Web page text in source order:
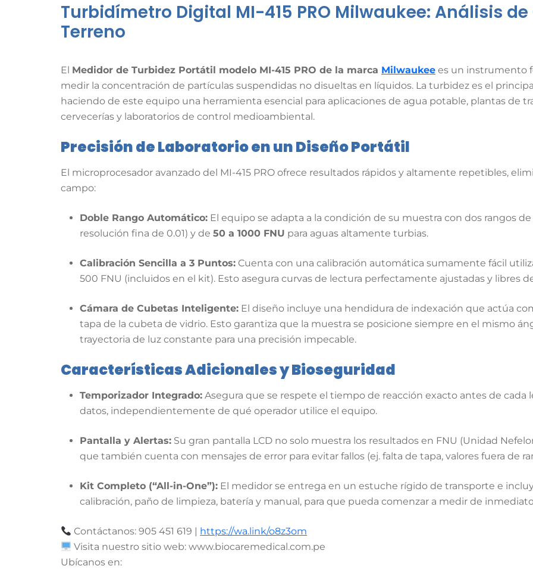
Turbidímetro Digital MI-415 PRO Milwaukee: Análisis
Terreno
El Medidor de Turbidez Portátil modelo MI-415 PRO de la marca Milwaukee es un instrumento
medir la concentración de partículas suspendidas no disueltas en líquidos. La turbidez es el
haciendo de este equipo una herramienta esencial para aplicaciones de agua potable, plantas de
cervecerías y laboratorios de control medioambiental.
Precisión de Laboratorio en un Diseño Portátil
El microprocesador avanzado del MI-415 PRO ofrece resultados rápidos y altamente repetibles,
campo:
Doble Rango Automático: El equipo se adapta a la condición de su muestra con dos rangos
resolución fina de 0.01) y de 50 a 1000 FNU para aguas altamente turbias.
Calibración Sencilla a 3 Puntos: Cuenta con una calibración automática sumamente fácil
500 FNU (incluidos en el kit). Esto asegura curvas de lectura perfectamente ajustadas y libres
Cámara de Cubetas Inteligente: El diseño incluye una hendidura de indexación que actúa
tapa de la cubeta de vidrio. Esto garantiza que la muestra se posicione siempre en el mismo
trayectoria de luz constante para una precisión impecable.
Características Adicionales y Bioseguridad
Temporizador Integrado: Asegura que se respete el tiempo de reacción exacto antes de cada
datos, independientemente de qué operador utilice el equipo.
Pantalla y Alertas: Su gran pantalla LCD no solo muestra los resultados en FNU (Unidad
que también cuenta con mensajes de error para evitar fallos (ej. falta de tapa, valores fuera de
Kit Completo (“All-in-One”): El medidor se entrega en un estuche rígido de transporte e
calibración, paño de limpieza, batería y manual, para que pueda comenzar a medir de
Contáctanos: 905 451 619 | https://wa.link/o8z3om
Visita nuestro sitio web: www.biocaremedical.com.pe
Ubícanos en: